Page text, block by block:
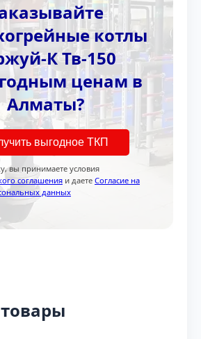
котлы
К Тв-150
ценам в
Алматы?
выгодное ТКП
вы принимаете условия
соглашения и даете Согласие на
данных